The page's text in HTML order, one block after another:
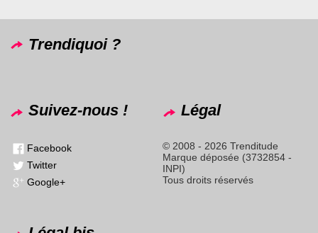
Trendiquoi ?
Suivez-nous !
Facebook
Twitter
Google+
Légal
© 2008 - 2026 Trenditude
Marque déposée (3732854 -
INPI)
Tous droits réservés